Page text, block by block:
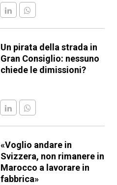
Un pirata della strada in
Gran Consiglio: nessuno
chiede le dimissioni?
«Voglio andare in
Svizzera, non rimanere in
Marocco a lavorare in
fabbrica»